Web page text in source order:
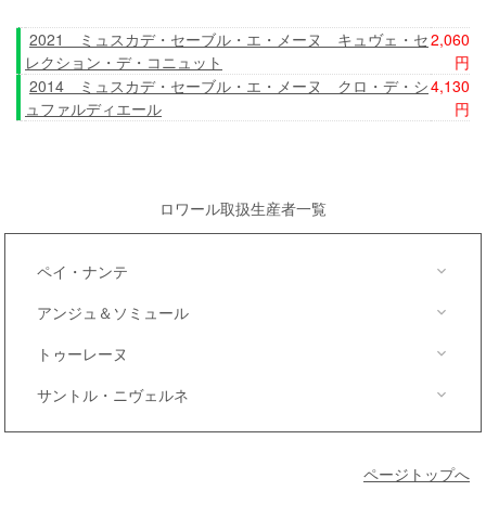
2021 ミュスカデ・セーブル・エ・メーヌ キュヴェ・セ
レクション・デ・コニュット
2,060
円
2014 ミュスカデ・セーブル・エ・メーヌ クロ・デ・シ
ュファルディエール
4,130
円
ロワール取扱生産者一覧
ペイ・ナンテ
アンジュ＆ソミュール
ロッシュ・ヌーヴ
トゥーレーヌ
サントル・ニヴェルネ
ページトップへ